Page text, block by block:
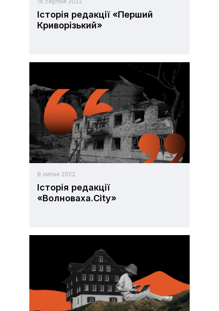
Історія редакції «Перший
Криворізький»
8 липня 2022
Історія редакції
«Волноваха.City»